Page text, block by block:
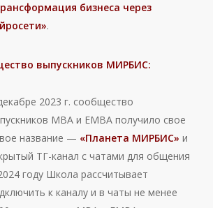
бизнеса через
.
выпускников МИРБИС:
2023 г. сообщество
МВА и ЕМВА получило свое
название — «Планета МИРБИС» и
ТГ-канал с чатами для общения
году Школа рассчитывает
к каналу и в чаты не менее